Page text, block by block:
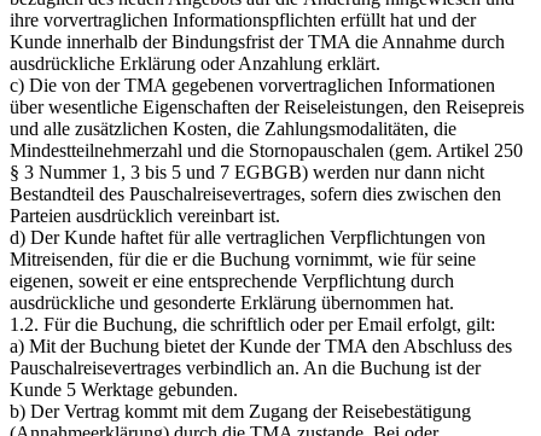
ihre vorvertraglichen Informationspflichten erfüllt hat und der
Kunde innerhalb der Bindungsfrist der TMA die Annahme durch
ausdrückliche Erklärung oder Anzahlung erklärt.
c) Die von der TMA gegebenen vorvertraglichen Informationen
über wesentliche Eigenschaften der Reiseleistungen, den Reisepreis
und alle zusätzlichen Kosten, die Zahlungsmodalitäten, die
Mindestteilnehmerzahl und die Stornopauschalen (gem. Artikel 250
§ 3 Nummer 1, 3 bis 5 und 7 EGBGB) werden nur dann nicht
Bestandteil des Pauschalreisevertrages, sofern dies zwischen den
Parteien ausdrücklich vereinbart ist.
d) Der Kunde haftet für alle vertraglichen Verpflichtungen von
Mitreisenden, für die er die Buchung vornimmt, wie für seine
eigenen, soweit er eine entsprechende Verpflichtung durch
ausdrückliche und gesonderte Erklärung übernommen hat.
1.2. Für die Buchung, die schriftlich oder per Email erfolgt, gilt:
a) Mit der Buchung bietet der Kunde der TMA den Abschluss des
Pauschalreisevertrages verbindlich an. An die Buchung ist der
Kunde 5 Werktage gebunden.
b) Der Vertrag kommt mit dem Zugang der Reisebestätigung